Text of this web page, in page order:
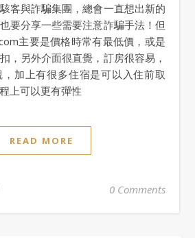
客與詐騙集團，總會一直想出新的
要分享一些需要注意詐騙手法！但
主要是價格時常有最低價，或是
，另外介面很直覺，訂房很容易，
加上有很多住宿是可以入住前取
上可以更有彈性
READ MORE
0 Comments